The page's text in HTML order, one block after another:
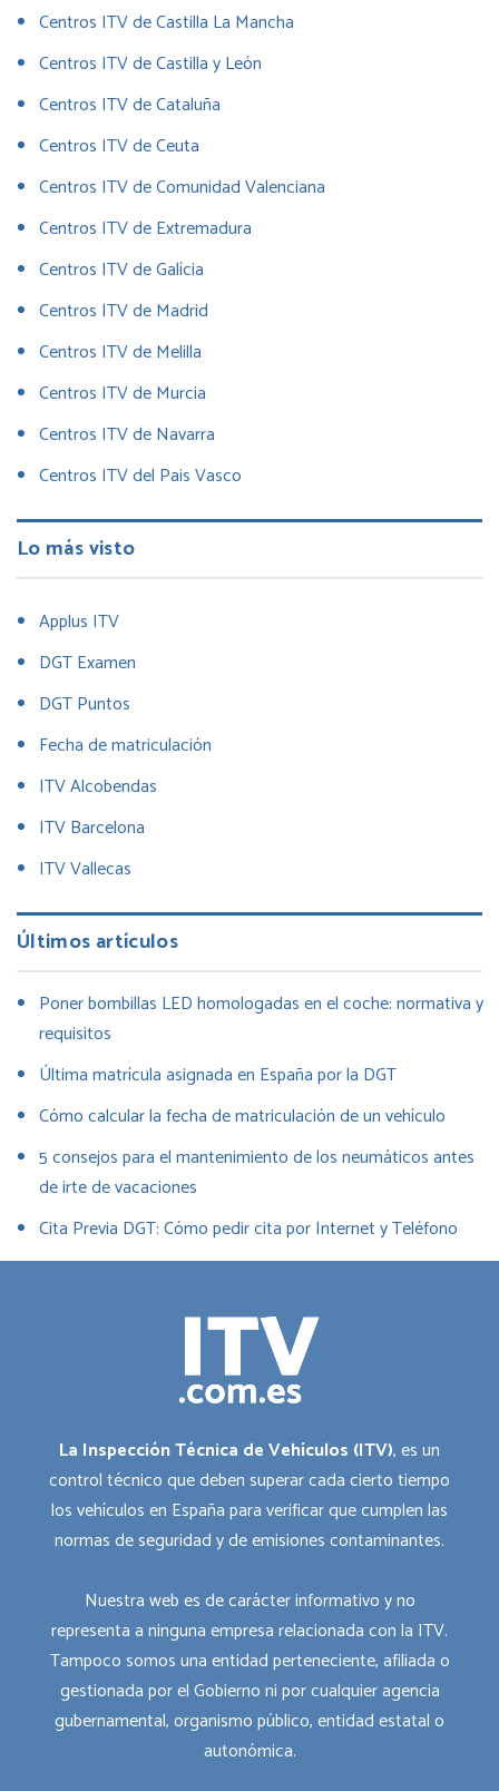
Centros ITV de Castilla La Mancha
Centros ITV de Castilla y León
Centros ITV de Cataluña
Centros ITV de Ceuta
Centros ITV de Comunidad Valenciana
Centros ITV de Extremadura
Centros ITV de Galícia
Centros ITV de Madrid
Centros ITV de Melilla
Centros ITV de Murcia
Centros ITV de Navarra
Centros ITV del Pais Vasco
Lo más visto
Applus ITV
DGT Examen
DGT Puntos
Fecha de matriculación
ITV Alcobendas
ITV Barcelona
ITV Vallecas
Últimos artículos
Poner bombillas LED homologadas en el coche: normativa y
requisitos
Última matrícula asignada en España por la DGT
Cómo calcular la fecha de matriculación de un vehículo
5 consejos para el mantenimiento de los neumáticos antes
de irte de vacaciones
Cita Previa DGT: Cómo pedir cita por Internet y Teléfono
La Inspección Técnica de Vehículos (ITV), es un
control técnico que deben superar cada cierto tiempo
los vehículos en España para verificar que cumplen las
normas de seguridad y de emisiones contaminantes.
Nuestra web es de carácter informativo y no
representa a ninguna empresa relacionada con la ITV.
Tampoco somos una entidad perteneciente, afiliada o
gestionada por el Gobierno ni por cualquier agencia
gubernamental, organismo público, entidad estatal o
autonómica.